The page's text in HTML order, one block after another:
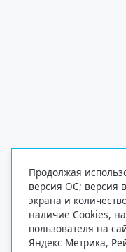
Продолжая
версия ОС; версия
экрана и
наличие Cookies,
пользователя на
Яндекс Метрика,